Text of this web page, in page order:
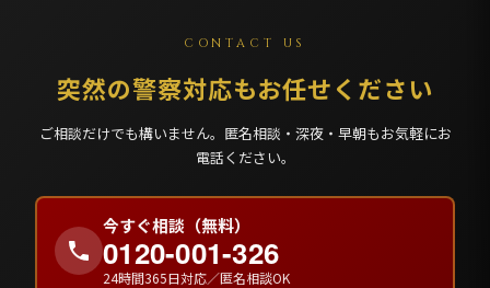
CONTACT US
突然の警察対応もお任せください
ご相談だけでも構いません。匿名相談・深夜・早朝もお気軽にお
電話ください。
今すぐ相談（無料）
0120-001-326
24時間365日対応／匿名相談OK